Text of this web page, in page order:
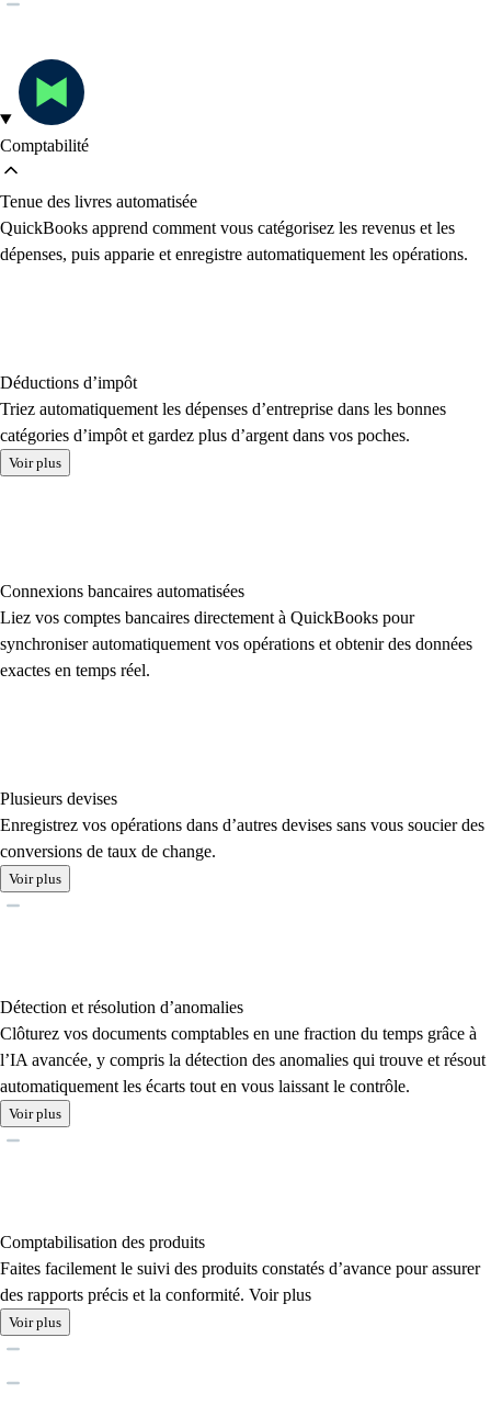
Comptabilité
Tenue des livres automatisée
QuickBooks apprend comment vous catégorisez les revenus et les
dépenses, puis apparie et enregistre automatiquement les opérations.
Déductions d’impôt
Triez automatiquement les dépenses d’entreprise dans les bonnes
catégories d’impôt et gardez plus d’argent dans vos poches.
Voir plus
Connexions bancaires automatisées
Liez vos comptes bancaires directement à QuickBooks pour
synchroniser automatiquement vos opérations et obtenir des données
exactes en temps réel.
Plusieurs devises
Enregistrez vos opérations dans d’autres devises sans vous soucier des
conversions de taux de change.
Voir plus
Détection et résolution d’anomalies
Clôturez vos documents comptables en une fraction du temps grâce à
l’IA avancée, y compris la détection des anomalies qui trouve et résout
automatiquement les écarts tout en vous laissant le contrôle.
Voir plus
Comptabilisation des produits
Faites facilement le suivi des produits constatés d’avance pour assurer
des rapports précis et la conformité. Voir plus
Voir plus